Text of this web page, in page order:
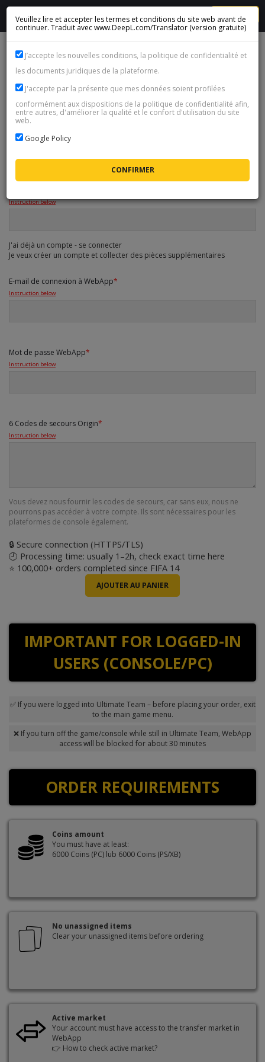
MENU
1 Select coins
2 Provide data
Cart & summary
4
Instruction below
J'ai déjà un compte - se connecter
Je veux créer un compte et collecter des pièces supplémentaires
E-mail de connexion à WebApp*
Instruction below
Mot de passe WebApp*
Instruction below
6 Codes de secours Origin*
Instruction below
Vous devez nous fournir les codes de secours, car sans eux, nous ne
pourrons pas accéder à votre compte. Ils sont nécessaires pour les
plateformes de console également.
🔒 Secure connection (HTTPS/TLS)
🕘 Processing time: usually 1–2h, check exact time here
⭐ 100,000+ orders completed since FIFA 14
IMPORTANT FOR LOGGED-IN
USERS (CONSOLE/PC)
✅ If you were logged into Ultimate Team – before placing your order, exit
to the main game menu.
❌ If you turn off the game/console while still in Ultimate Team, WebApp
access will be blocked for about 30 minutes
ORDER REQUIREMENTS
Coins amount
You must have at least:
6000 Coins (PC) lub 6000 Coins (PS/XB)
No unassigned items
Clear your unassigned items before ordering
Active market
Your account must have access to the transfer market in
WebApp
👉 How to check active market?
Veuillez lire et accepter les termes et conditions du site web avant de
continuer. Traduit avec www.DeepL.com/Translator (version gratuite)
J’accepte les nouvelles conditions, la politique de confidentialité et
les documents juridiques de la plateforme.
J'accepte par la présente que mes données soient profilées
conformément aux dispositions de la politique de confidentialité afin,
entre autres, d'améliorer la qualité et le confort d'utilisation du site
web.
Google Policy